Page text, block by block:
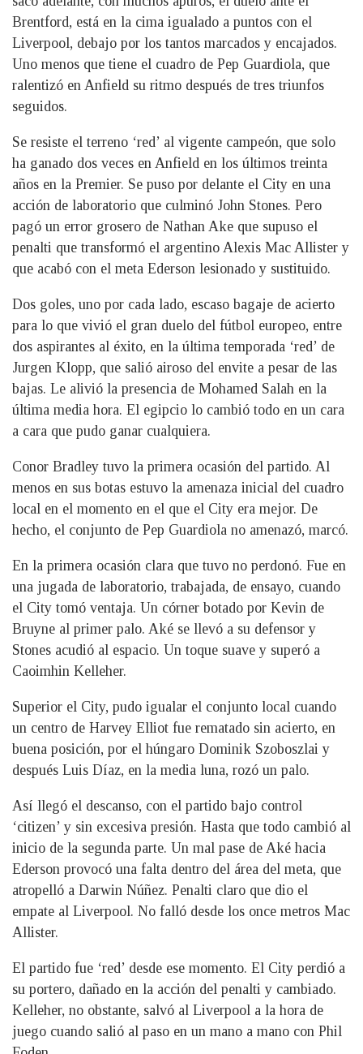
Brentford, está en la cima igualado a puntos con el
Liverpool, debajo por los tantos marcados y encajados.
Uno menos que tiene el cuadro de Pep Guardiola, que
ralentizó en Anfield su ritmo después de tres triunfos
seguidos.
Se resiste el terreno ‘red’ al vigente campeón, que solo
ha ganado dos veces en Anfield en los últimos treinta
años en la Premier. Se puso por delante el City en una
acción de laboratorio que culminó John Stones. Pero
pagó un error grosero de Nathan Ake que supuso el
penalti que transformó el argentino Alexis Mac Allister y
que acabó con el meta Ederson lesionado y sustituido.
Dos goles, uno por cada lado, escaso bagaje de acierto
para lo que vivió el gran duelo del fútbol europeo, entre
dos aspirantes al éxito, en la última temporada ‘red’ de
Jurgen Klopp, que salió airoso del envite a pesar de las
bajas. Le alivió la presencia de Mohamed Salah en la
última media hora. El egipcio lo cambió todo en un cara
a cara que pudo ganar cualquiera.
Conor Bradley tuvo la primera ocasión del partido. Al
menos en sus botas estuvo la amenaza inicial del cuadro
local en el momento en el que el City era mejor. De
hecho, el conjunto de Pep Guardiola no amenazó, marcó.
En la primera ocasión clara que tuvo no perdonó. Fue en
una jugada de laboratorio, trabajada, de ensayo, cuando
el City tomó ventaja. Un córner botado por Kevin de
Bruyne al primer palo. Aké se llevó a su defensor y
Stones acudió al espacio. Un toque suave y superó a
Caoimhin Kelleher.
Superior el City, pudo igualar el conjunto local cuando
un centro de Harvey Elliot fue rematado sin acierto, en
buena posición, por el húngaro Dominik Szoboszlai y
después Luis Díaz, en la media luna, rozó un palo.
Así llegó el descanso, con el partido bajo control
‘citizen’ y sin excesiva presión. Hasta que todo cambió al
inicio de la segunda parte. Un mal pase de Aké hacia
Ederson provocó una falta dentro del área del meta, que
atropelló a Darwin Núñez. Penalti claro que dio el
empate al Liverpool. No falló desde los once metros Mac
Allister.
El partido fue ‘red’ desde ese momento. El City perdió a
su portero, dañado en la acción del penalti y cambiado.
Kelleher, no obstante, salvó al Liverpool a la hora de
juego cuando salió al paso en un mano a mano con Phil